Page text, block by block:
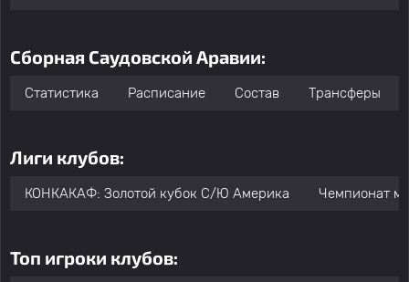
Сборная Саудовской Аравии:
Статистика Расписание Состав Трансферы
Лиги клубов:
КОНКАКАФ: Золотой кубок С/Ю Америка Чемпионат
Топ игроки клубов: